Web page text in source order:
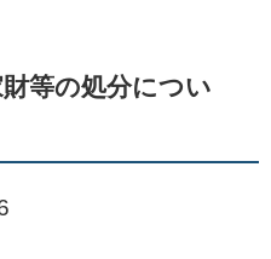
等の処分につい